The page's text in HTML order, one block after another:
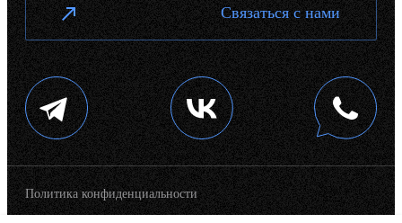
Связаться с нами
Политика конфиденциальности